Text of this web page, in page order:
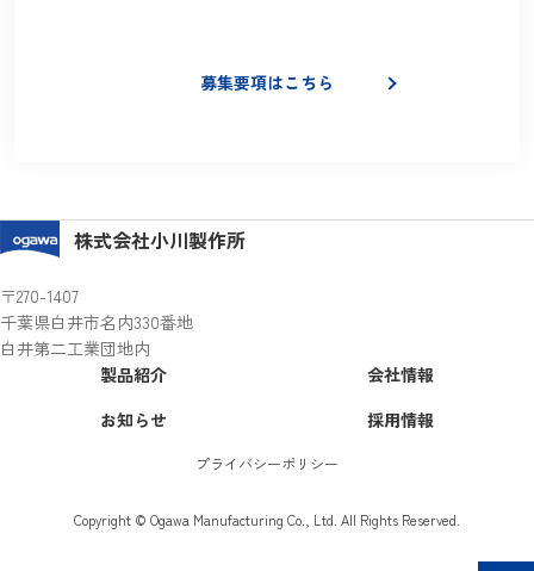
募集要項はこちら
株式会社小川製作所
〒270-1407
千葉県白井市名内330番地
白井第二工業団地内
製品紹介
会社情報
お知らせ
採用情報
プライバシーポリシー
Copyright © Ogawa Manufacturing Co., Ltd. All Rights Reserved.